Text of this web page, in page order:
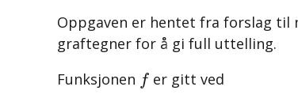
Oppgaven er hentet fra forslag til
graftegner for å gi full uttelling.
Funksjonen f
f er gitt ved